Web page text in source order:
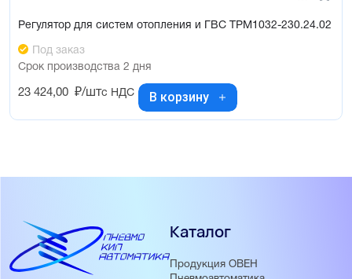
Регулятор для систем отопления и ГВС ТРМ1032-230.24.02
Под заказ
Срок производства 2 дня
23 424,00 ₽/штс НДС В корзину
Каталог
Продукция ОВЕН